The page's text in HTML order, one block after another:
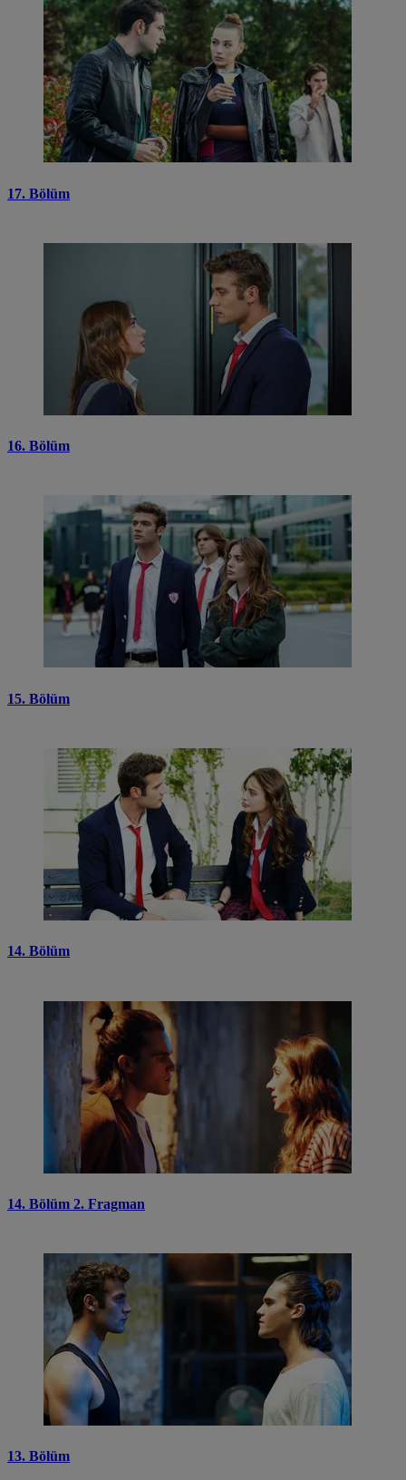
17. Bölüm
16. Bölüm
15. Bölüm
14. Bölüm
14. Bölüm 2. Fragman
13. Bölüm